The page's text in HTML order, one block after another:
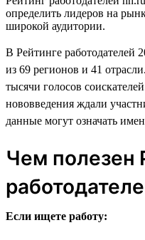
определить лидеров на
широкой аудитории.
В Рейтинге работодателей
из 69 регионов и 41
тысячи голосов
нововведения ждали
данные могут означать
Чем полезен
Если ищете работу: